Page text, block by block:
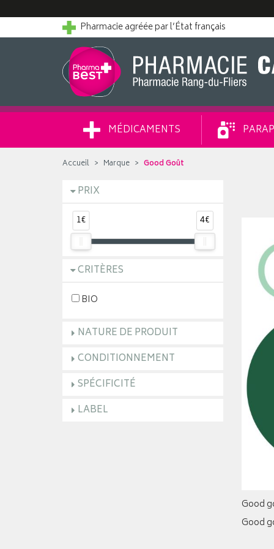
Pharmacie agréée par l’État français
MÉDICAMENTS
Accueil Marque Good Goût
PRIX
1€ 4€
CRITÈRES
BIO
NATURE DE PRODUIT
CONDITIONNEMENT
SPÉCIFICITÉ
LABEL
Good
Good